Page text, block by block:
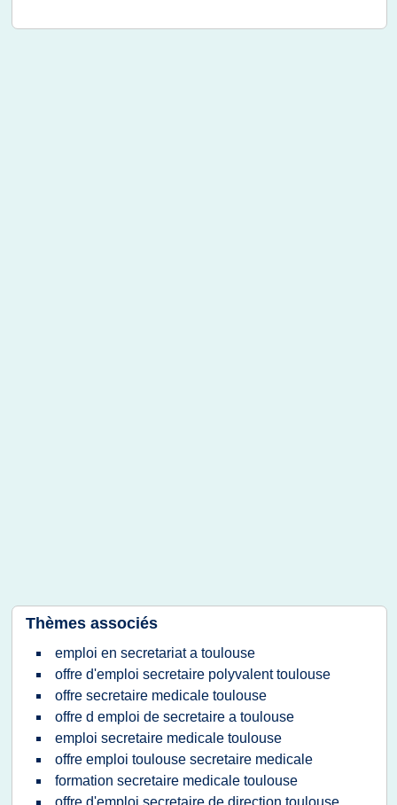
Thèmes associés
emploi en secretariat a toulouse
offre d'emploi secretaire polyvalent toulouse
offre secretaire medicale toulouse
offre d emploi de secretaire a toulouse
emploi secretaire medicale toulouse
offre emploi toulouse secretaire medicale
formation secretaire medicale toulouse
offre d'emploi secretaire de direction toulouse